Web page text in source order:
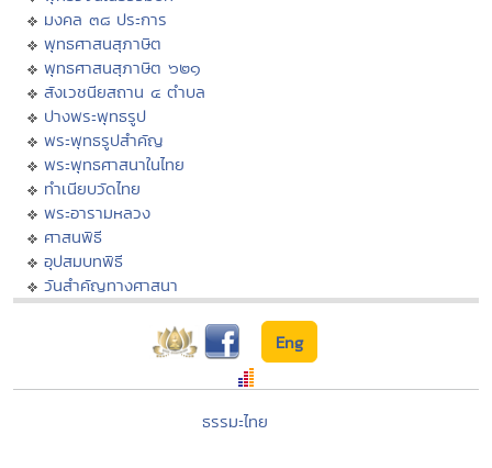
มงคล ๓๘ ประการ
พุทธศาสนสุภาษิต
พุทธศาสนสุภาษิต ๖๒๑
สังเวชนียสถาน ๔ ตำบล
ปางพระพุทธรูป
พระพุทธรูปสำคัญ
พระพุทธศาสนาในไทย
ทำเนียบวัดไทย
พระอารามหลวง
ศาสนพิธี
อุปสมบทพิธี
วันสำคัญทางศาสนา
Eng
ธรรมะไทย